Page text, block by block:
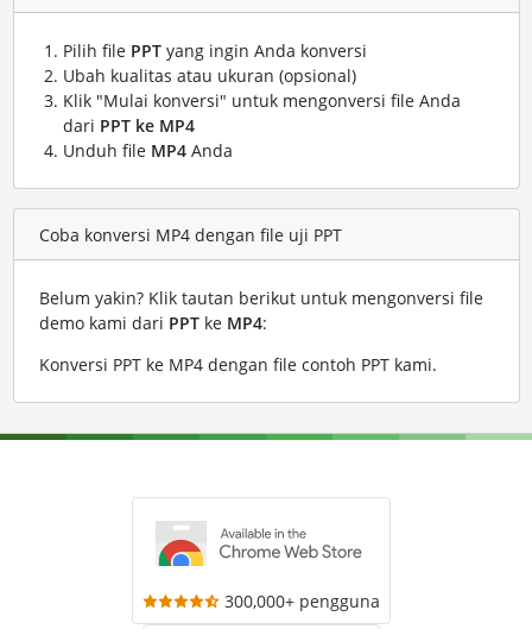
Pilih file PPTyang ingin Anda konversi
Ubah kualitas atau ukuran (opsional)
Klik "Mulai konversi" untuk mengonversi file Anda
dari PPT ke MP4
Unduh file MP4Anda
Coba konversi MP4 dengan file uji PPT
Belum yakin? Klik tautan berikut untuk mengonversi file
demo kami dari PPTke MP4:
Konversi PPT ke MP4 dengan file contoh PPT kami.
300,000+ pengguna